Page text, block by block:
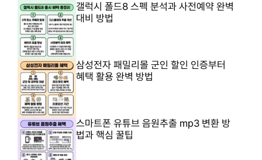
갤럭시 폴드8 스펙 분석과 사전예약 완벽
대비 방법
삼성전자 패밀리몰 군인 할인 인증부터
혜택 활용 완벽 방법
스마트폰 유튜브 음원추출 mp3 변환 방
법과 핵심 꿀팁